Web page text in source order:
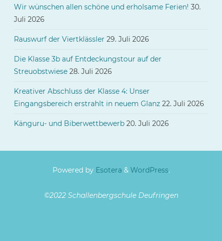
Wir wünschen allen schöne und erholsame Ferien! 30.
Juli 2026
Rauswurf der Viertklässler 29. Juli 2026
Die Klasse 3b auf Entdeckungstour auf der
Streuobstwiese 28. Juli 2026
Kreativer Abschluss der Klasse 4: Unser
Eingangsbereich erstrahlt in neuem Glanz 22. Juli 2026
Känguru- und Biberwettbewerb 20. Juli 2026
Powered byEsotera & WordPress.
©2022 Schallenbergschule Deufringen